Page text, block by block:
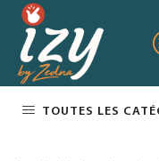
TOUTES LES